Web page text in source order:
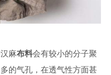
麻布料会有较小的分子聚
的气孔，在透气性方面甚